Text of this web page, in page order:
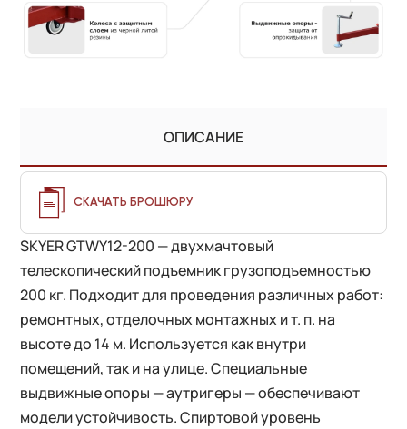
ОПИСАНИЕ
СКАЧАТЬ БРОШЮРУ
SKYER GTWY12-200 — двухмачтовый
телескопический подъемник грузоподъемностью
200 кг. Подходит для проведения различных работ:
ремонтных, отделочных монтажных и т. п. на
высоте до 14 м. Используется как внутри
помещений, так и на улице. Специальные
выдвижные опоры — аутригеры — обеспечивают
модели устойчивость. Спиртовой уровень